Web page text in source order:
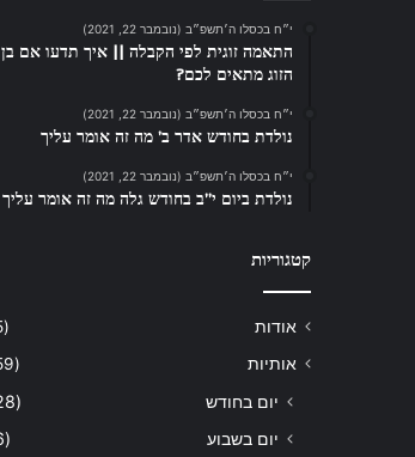
י״ח בכסלו ה׳תשפ״ב (נובמבר 22, 2021)
התאמה זוגית לפי הקבלה || איך תדעו אם בן
הזוג מתאים לכם?
י״ח בכסלו ה׳תשפ״ב (נובמבר 22, 2021)
נולדת בחודש אדר ב’ מה זה אומר עליך
י״ח בכסלו ה׳תשפ״ב (נובמבר 22, 2021)
נולדת ביום י”ב בחודש גלה מה זה אומר עליך
קטגוריות
אודות
(5)
אותיות
(59)
יום בחודש
(28)
יום בשבוע
(6)